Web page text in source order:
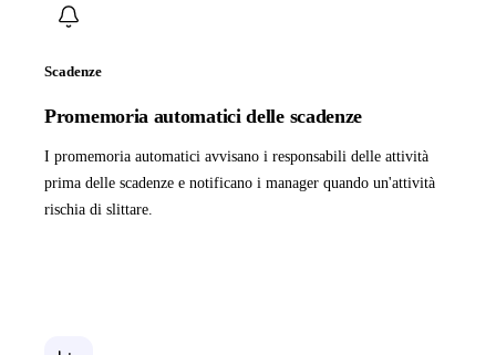
Scadenze
Promemoria automatici delle scadenze
I promemoria automatici avvisano i responsabili delle attività
prima delle scadenze e notificano i manager quando un'attività
rischia di slittare.